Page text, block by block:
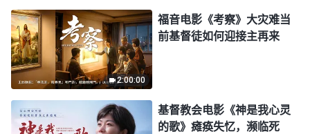
2:00:00
福音电影《考察》大灾难当
前基督徒如何迎接主再来
基督教会电影《神是我心灵
的歌》瘫痪失忆，濒临死